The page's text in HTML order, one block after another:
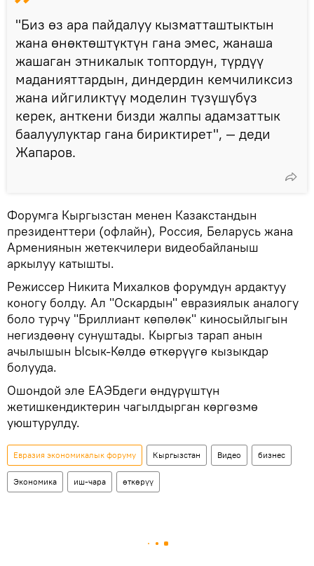
"Биз өз ара пайдалуу кызматташтыктын
жана өнөктөштүктүн гана эмес, жанаша
жашаган этникалык топтордун, түрдүү
маданияттардын, диндердин кемчиликсиз
жана ийгиликтүү моделин түзүшүбүз
керек, анткени бизди жалпы адамзаттык
баалуулуктар гана бириктирет", — деди
Жапаров.
Форумга Кыргызстан менен Казакстандын
президенттери (офлайн), Россия, Беларусь жана
Армениянын жетекчилери видеобайланыш
аркылуу катышты.
Режиссер Никита Михалков форумдун ардактуу
коногу болду. Ал "Оскардын" евразиялык аналогу
боло турчу "Бриллиант көпөлөк" киносыйлыгын
негиздөөнү сунуштады. Кыргыз тарап анын
ачылышын Ысык-Көлдө өткөрүүгө кызыкдар
болууда.
Ошондой эле ЕАЭБдеги өндүрүштүн
жетишкендиктерин чагылдырган көргөзмө
уюштурулду.
Евразия экономикалык форуму Кыргызстан Видео бизнес
Экономика иш-чара өткөрүү